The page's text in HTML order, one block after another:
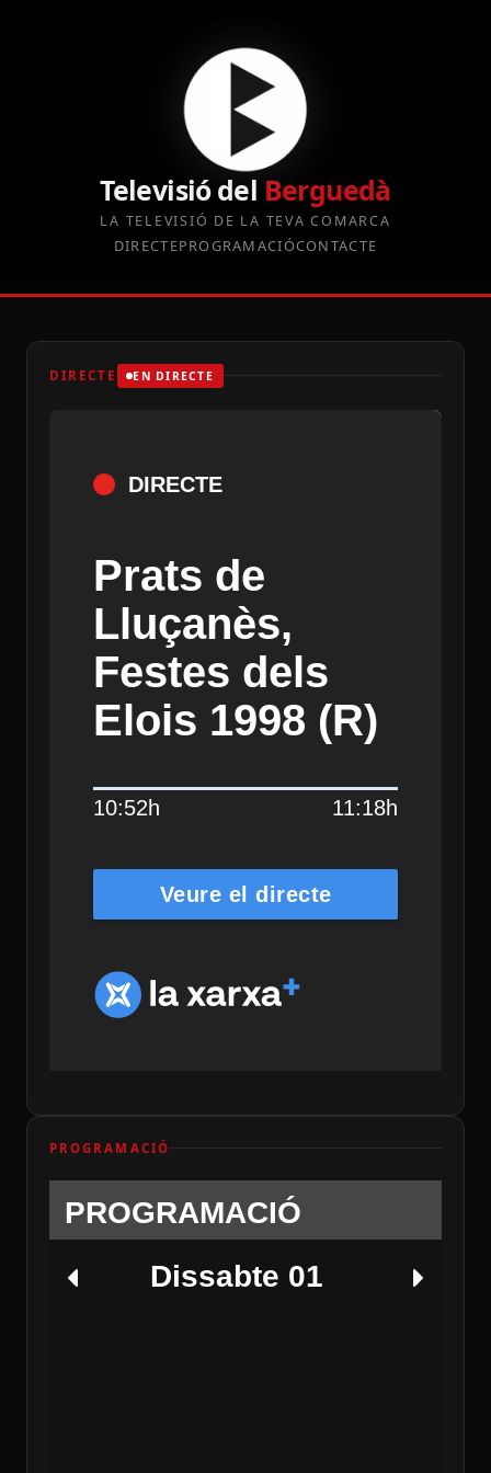
Televisió del Berguedà
LA TELEVISIÓ DE LA TEVA COMARCA
DIRECTEPROGRAMACIÓCONTACTE
DIRECTE EN DIRECTE
DIRECTE
Prats de
Lluçanès,
Festes dels
Elois 1998 (R)
10:52h 11:18h
Veure el directe
PROGRAMACIÓ
PROGRAMACIÓ
Dissabte 01